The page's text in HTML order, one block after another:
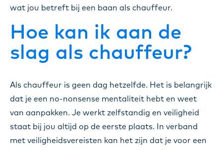
wat jou betreft bij een baan als chauffeur.
Hoe kan ik aan de
slag als chauffeur?
Als chauffeur is geen dag hetzelfde. Het is belangrijk
dat je een no-nonsense mentaliteit hebt en weet
van aanpakken. Je werkt zelfstandig en veiligheid
staat bij jou altijd op de eerste plaats. In verband
met veiligheidsvereisten kan het zijn dat je voor een